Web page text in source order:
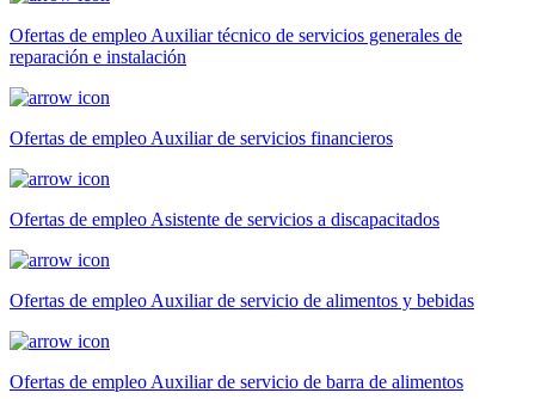
Ofertas de empleo Auxiliar técnico de servicios generales de
reparación e instalación
Ofertas de empleo Auxiliar de servicios financieros
Ofertas de empleo Asistente de servicios a discapacitados
Ofertas de empleo Auxiliar de servicio de alimentos y bebidas
Ofertas de empleo Auxiliar de servicio de barra de alimentos